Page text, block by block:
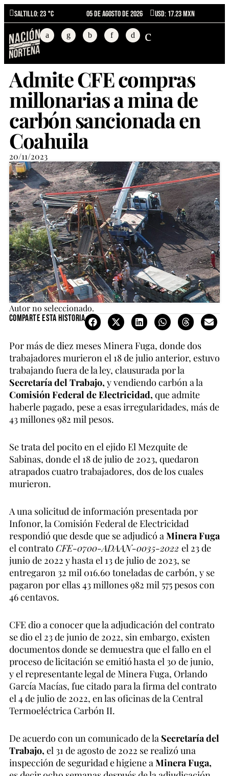
Saltillo: 23 °C 05 de agosto de 2026 USD: 17.23 MXN
Admite CFE compras
millonarias a mina de
carbón sancionada en
Coahuila
20/11/2023
Autor no seleccionado.
Comparte esta historia
Por más de diez meses Minera Fuga, donde dos
trabajadores murieron el 18 de julio anterior, estuvo
trabajando fuera de la ley, clausurada por la
Secretaría del Trabajo, y vendiendo carbón a la
Comisión Federal de Electricidad, que admite
haberle pagado, pese a esas irregularidades, más de
43 millones 982 mil pesos.
Se trata del pocito en el ejido El Mezquite de
Sabinas, donde el 18 de julio de 2023, quedaron
atrapados cuatro trabajadores, dos de los cuales
murieron.
A una solicitud de información presentada por
Infonor, la Comisión Federal de Electricidad
respondió que desde que se adjudicó a Minera Fuga
el contrato CFE-0700-ADAAN-0035-2022 el 23 de
junio de 2022 y hasta el 13 de julio de 2023, se
entregaron 32 mil 016.60 toneladas de carbón, y se
pagaron por ellas 43 millones 982 mil 575 pesos con
46 centavos.
CFE dio a conocer que la adjudicación del contrato
se dio el 23 de junio de 2022, sin embargo, existen
documentos donde se demuestra que el fallo en el
proceso de licitación se emitió hasta el 30 de junio,
y el representante legal de Minera Fuga, Orlando
García Macías, fue citado para la firma del contrato
el 4 de julio de 2022, en las oficinas de la Central
Termoeléctrica Carbón II.
De acuerdo con un comunicado de la Secretaría del
Trabajo, el 31 de agosto de 2022 se realizó una
inspección de seguridad e higiene a Minera Fuga,